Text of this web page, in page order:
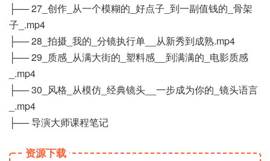
├── 27_创作_从一个模糊的_好点子_到一副值钱的_骨架
子_.mp4
├── 28_拍摄_我的_分镜执行单__从新秀到成熟.mp4
├── 29_质感_从满大街的_塑料感__到满满的_电影质感
_.mp4
├── 30_风格_从模仿_经典镜头__一步成为你的_镜头语言
_.mp4
├── 导演大师课程笔记
资源下载